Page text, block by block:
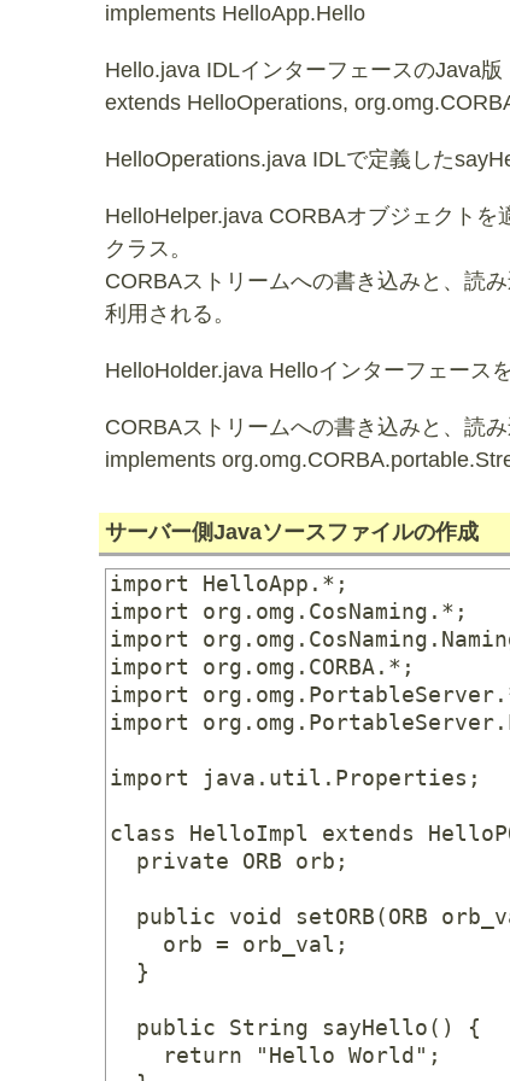
implements HelloApp.Hello
Hello.java IDLインターフェースのJava版
extends HelloOperations,
HelloOperations.java IDLで定義した
HelloHelper.java CORBAオブジェクト
クラス。
CORBAストリームへの書き込みと、読
利用される。
HelloHolder.java Helloインターフェース
CORBAストリームへの書き込みと、読
implements
サーバー側Javaソースファイルの作成
import HelloApp.*;
import org.omg.CosNaming.*;
import
import org.omg.CORBA.*;
import
import
import java.util.Properties;
class HelloImpl extends
  private ORB orb;
public void setORB(ORB
    orb = orb_val;
  }
  public String sayHello() {
    return "Hello World";